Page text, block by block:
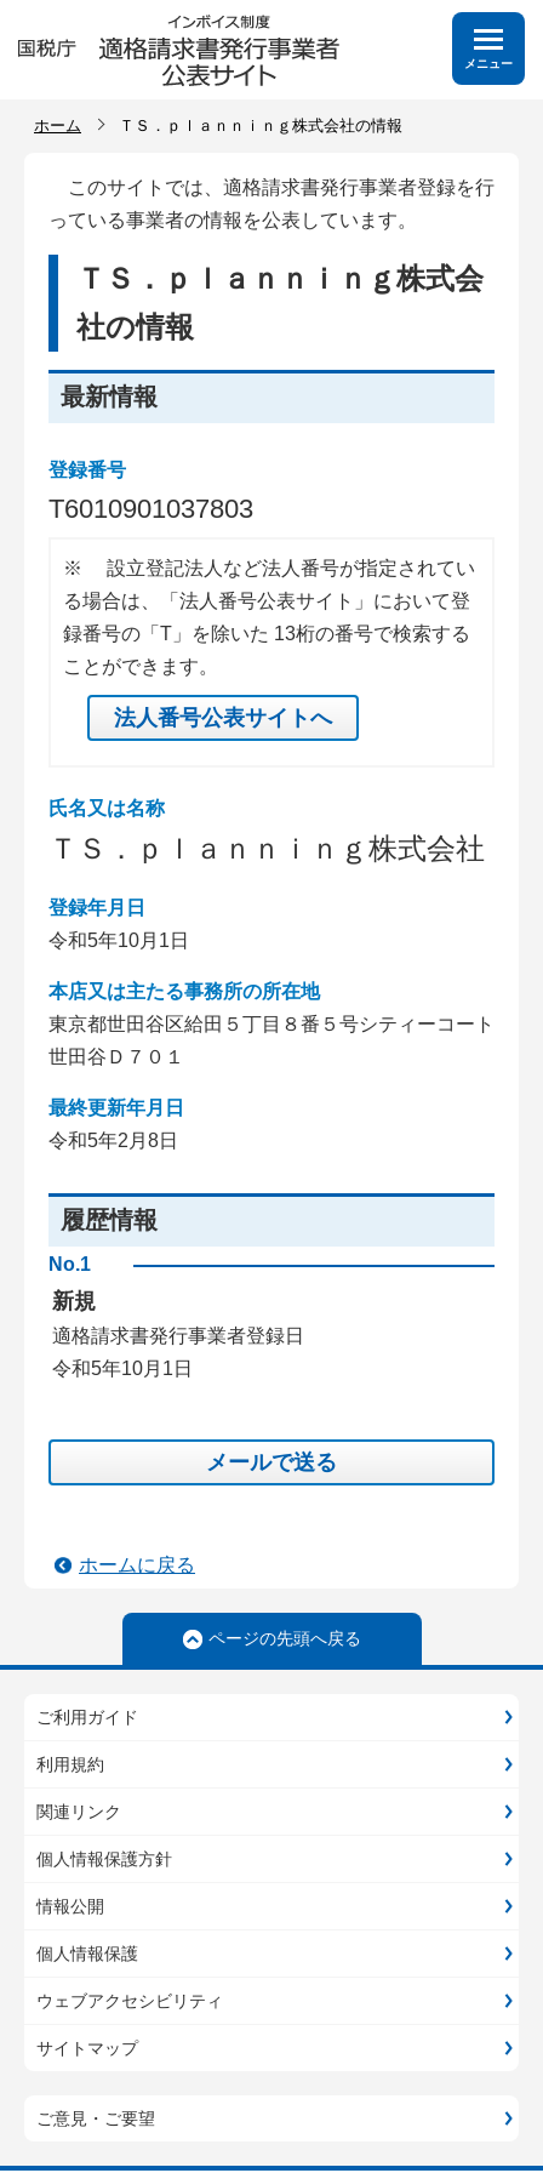
メニュー
ホーム ＴＳ．ｐｌａｎｎｉｎｇ株式会社の情報
このサイトでは、適格請求書発行事業者登録を行
っている事業者の情報を公表しています。
ＴＳ．ｐｌａｎｎｉｎｇ株式会
社の情報
最新情報
登録番号
T6010901037803
※
設立登記法人など法人番号が指定されてい
る場合は、「法人番号公表サイト」において登
録番号の「T」を除いた 13桁の番号で検索する
ことができます。
法人番号公表サイトへ
氏名又は名称
ＴＳ．ｐｌａｎｎｉｎｇ株式会社
登録年月日
令和5年10月1日
本店又は主たる事務所の所在地
東京都世田谷区給田５丁目８番５号シティーコート
世田谷Ｄ７０１
最終更新年月日
令和5年2月8日
履歴情報
No.1
新規
適格請求書発行事業者登録日
令和5年10月1日
メールで送る
ホームに戻る
ページの先頭へ戻る
ご利用ガイド
利用規約
関連リンク
個人情報保護方針
情報公開
個人情報保護
ウェブアクセシビリティ
サイトマップ
ご意見・ご要望